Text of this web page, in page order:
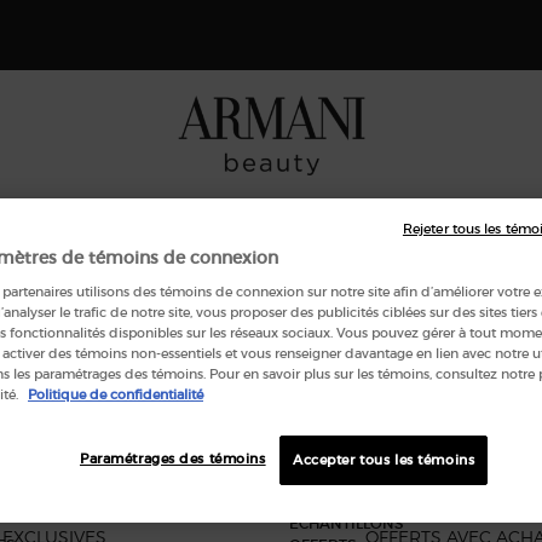
A AUCUN RÉSULTAT POUR VOTRE
EXCLUSIVES
OFFERTS AVEC
de témoins de connexion
utilisons des témoins de connexion sur notre site afin d’améliorer votre
le trafic de notre site, vous proposer des publicités ciblées sur des sites tiers
fonctionnalités disponibles sur les réseaux sociaux. Vous pouvez gérer à tout
activer des témoins non-essentiels et vous renseigner davantage en lien avec notre
les paramétrages des témoins. Pour en savoir plus sur les témoins, consultez
Politique de confidentialité
Accepter tous les témoins
Paramétrages des témoins
Rejeter tous les